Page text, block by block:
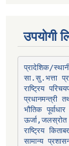
उपयोगी
प्रादेशिक/
प्रधानमन्त्री
भौतिक
ऊर्जा,जलस्रोत
सामान्य